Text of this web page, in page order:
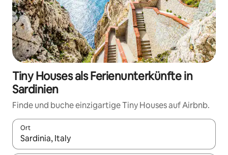
Tiny Houses als Ferienunterkünfte in
Sardinien
Finde und buche einzigartige Tiny Houses auf Airbnb.
Ort
Wenn Ergebnisse verfügbar sind, navigiere mit den